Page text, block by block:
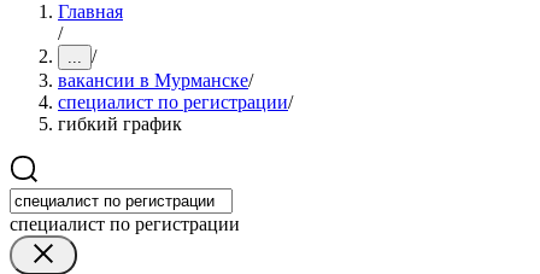
Главная
/
... /
вакансии в Мурманске/
специалист по регистрации/
гибкий график
специалист по регистрации